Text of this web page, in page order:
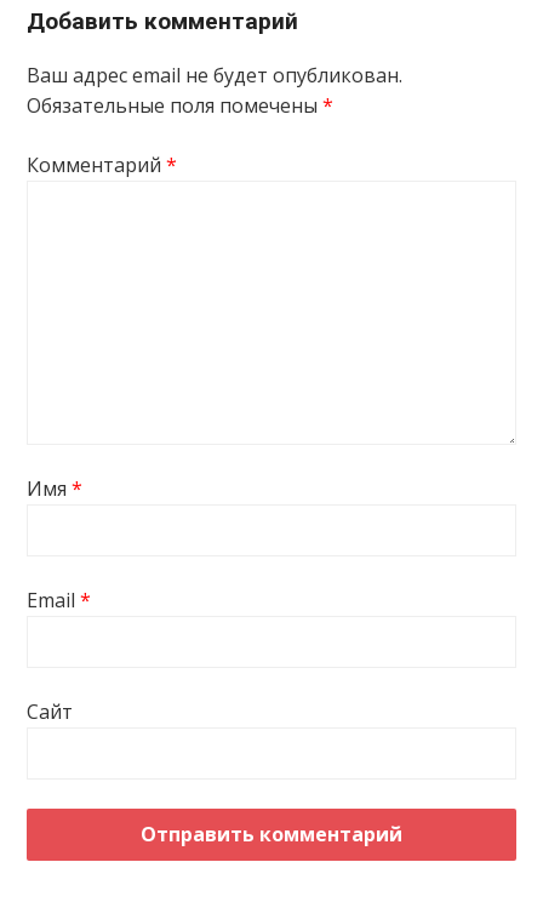
Добавить комментарий
Ваш адрес email не будет опубликован.
Обязательные поля помечены*
Комментарий*
Имя*
Email*
Сайт